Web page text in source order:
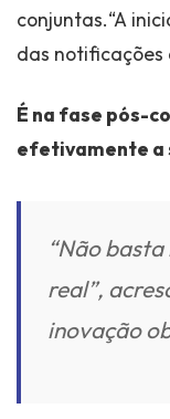
conjuntas.“A
das notificações
É na fase pós-
efetivamente a
“Não
real”,
inovação